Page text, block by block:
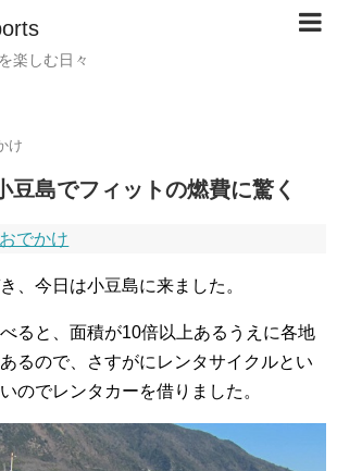
楽しむ日々
け
豆島でフィットの燃費に驚く
おでかけ
、今日は小豆島に来ました。
ると、面積が10倍以上あるうえに各地
るので、さすがにレンタサイクルとい
のでレンタカーを借りました。